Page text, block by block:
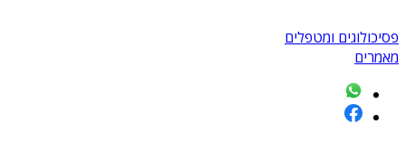
פסיכולוגים ומטפלים
מאמרים